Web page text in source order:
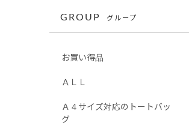
GROUP グループ
お買い得品
ＡＬＬ
Ａ４サイズ対応のトートバッ
グ